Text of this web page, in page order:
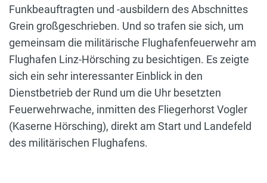
Funkbeauftragten und -ausbildern des Abschnittes
Grein großgeschrieben. Und so trafen sie sich, um
gemeinsam die militärische Flughafenfeuerwehr am
Flughafen Linz-Hörsching zu besichtigen. Es zeigte
sich ein sehr interessanter Einblick in den
Dienstbetrieb der Rund um die Uhr besetzten
Feuerwehrwache, inmitten des Fliegerhorst Vogler
(Kaserne Hörsching), direkt am Start und Landefeld
des militärischen Flughafens.